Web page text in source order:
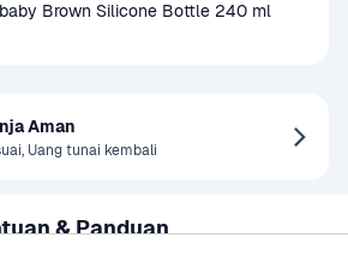
Brown Silicone Bottle 240 ml
Aman
Uang tunai kembali
& Panduan